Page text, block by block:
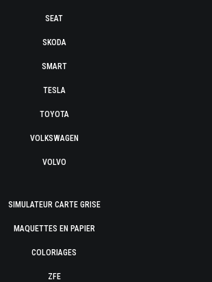
SEAT
SKODA
SMART
TESLA
TOYOTA
VOLKSWAGEN
VOLVO
SIMULATEUR CARTE GRISE
MAQUETTES EN PAPIER
COLORIAGES
ZFE